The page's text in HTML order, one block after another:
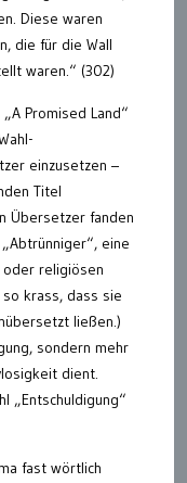
Diese waren
die für die Wall
waren.“ (302)
Promised Land“
einzusetzen –
Titel
Übersetzer fanden
eine
religiösen
krass, dass sie
ließen.)
sondern mehr
dient.
„Entschuldigung“
fast wörtlich